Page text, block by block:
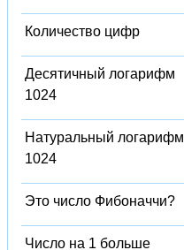
Количество цифр
Десятичный логарифм
1024
Натуральный логарифм
1024
Это число Фибоначчи?
Число на 1 больше